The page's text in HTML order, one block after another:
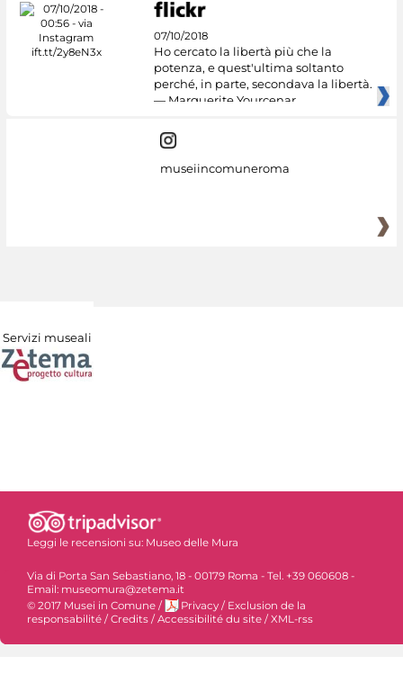
07/10/2018
Ho cercato la libertà più che la
potenza, e quest'ultima soltanto
perché, in parte, secondava la libertà.
— Marguerite Yourcenar
museiincomuneroma
Servizi museali
Leggi le recensioni su: Museo delle Mura
Via di Porta San Sebastiano, 18 - 00179 Roma - Tel. +39 060608 -
Email: museomura@zetema.it
© 2017 Musei in Comune / Privacy / Exclusion de la
responsabilité /Credits /Accessibilité du site /XML-rss